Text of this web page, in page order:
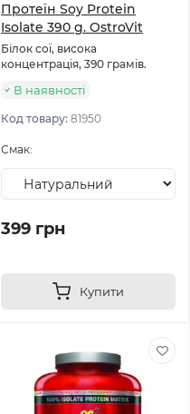
Протеїн Soy Protein
Isolate 390 g. OstroVit
Білок сої, висока
концентрація, 390 грамів.
В наявності
Код товару: 81950
Смак:
399 грн
Купити